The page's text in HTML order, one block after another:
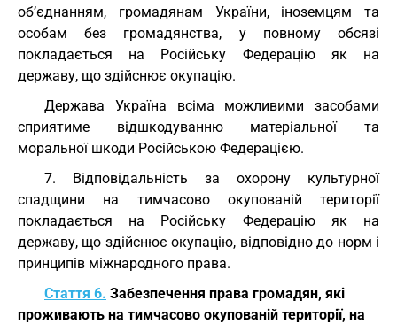
об’єднанням, громадянам України, іноземцям та
особам без громадянства, у повному обсязі
покладається на Російську Федерацію як на
державу, що здійснює окупацію.
Держава Україна всіма можливими засобами
сприятиме відшкодуванню матеріальної та
моральної шкоди Російською Федерацією.
7. Відповідальність за охорону культурної
спадщини на тимчасово окупованій території
покладається на Російську Федерацію як на
державу, що здійснює окупацію, відповідно до норм і
принципів міжнародного права.
Стаття 6. Забезпечення права громадян, які
проживають на тимчасово окупованій території, на